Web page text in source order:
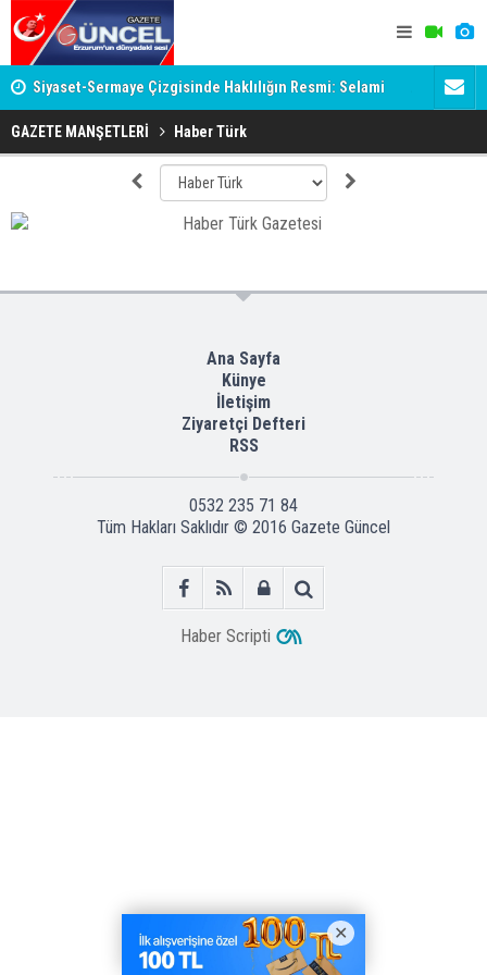
Siyaset-Sermaye Çizgisinde Haklılığın Resmi: Selami
Altınok ve Kirli İlişkiler Ağı
ADALET
GAZETE MANŞETLERİ Haber Türk
Ana Sayfa
Künye
İletişim
Ziyaretçi Defteri
RSS
0532 235 71 84
Tüm Hakları Saklıdır © 2016 Gazete Güncel
Haber Scripti